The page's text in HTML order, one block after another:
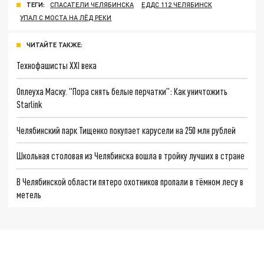
ТЕГИ: СПАСАТЕЛИ ЧЕЛЯБИНСКА
ЕДДС 112 ЧЕЛЯБИНСК
УПАЛ С МОСТА НА ЛЁД РЕКИ
ЧИТАЙТЕ ТАКЖЕ:
Технофашисты XXI века
Оплеуха Маску. "Пора снять белые перчатки": Как уничтожить
Starlink
Челябинский парк Тищенко покупает карусели на 250 млн рублей
Школьная столовая из Челябинска вошла в тройку лучших в стране
В Челябинской области пятеро охотников пропали в тёмном лесу в
метель